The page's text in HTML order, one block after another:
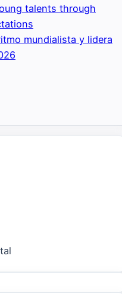
talents through
mundialista y lidera